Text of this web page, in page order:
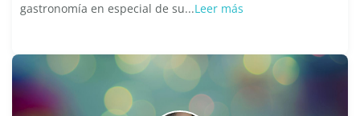
gastronomía en especial de su...Leer más